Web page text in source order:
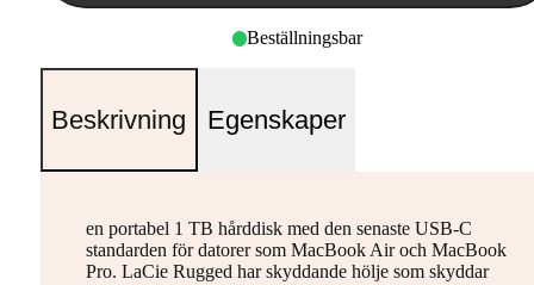
Beställningsbar
Beskrivning Egenskaper
en portabel 1 TB hårddisk med den senaste USB-C
standarden för datorer som MacBook Air och MacBook
Pro. LaCie Rugged har skyddande hölje som skyddar